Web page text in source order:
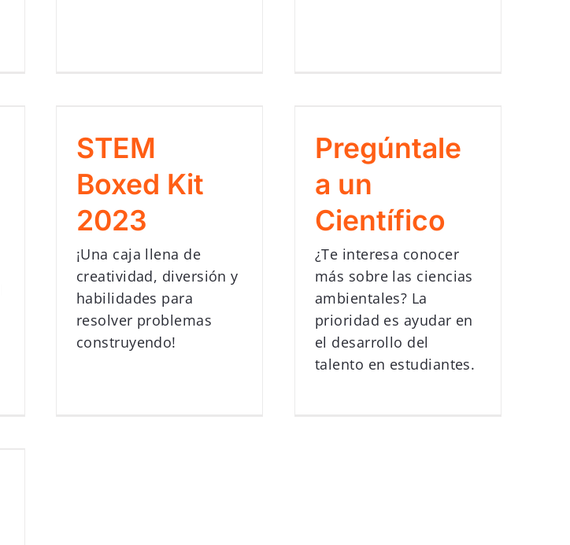
STEM
Boxed Kit
2023
¡Una caja llena de
creatividad, diversión y
habilidades para
resolver problemas
construyendo!
un Científico
Pregúntale
a un
Científico
¿Te interesa conocer
más sobre las ciencias
ambientales? La
prioridad es ayudar en
el desarrollo del
talento en estudiantes.